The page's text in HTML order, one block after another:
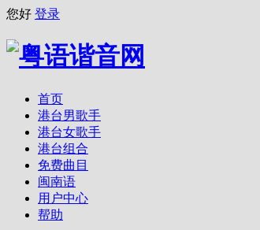
您好 登录
首页
港台男歌手
港台女歌手
港台组合
免费曲目
闽南语
用户中心
帮助